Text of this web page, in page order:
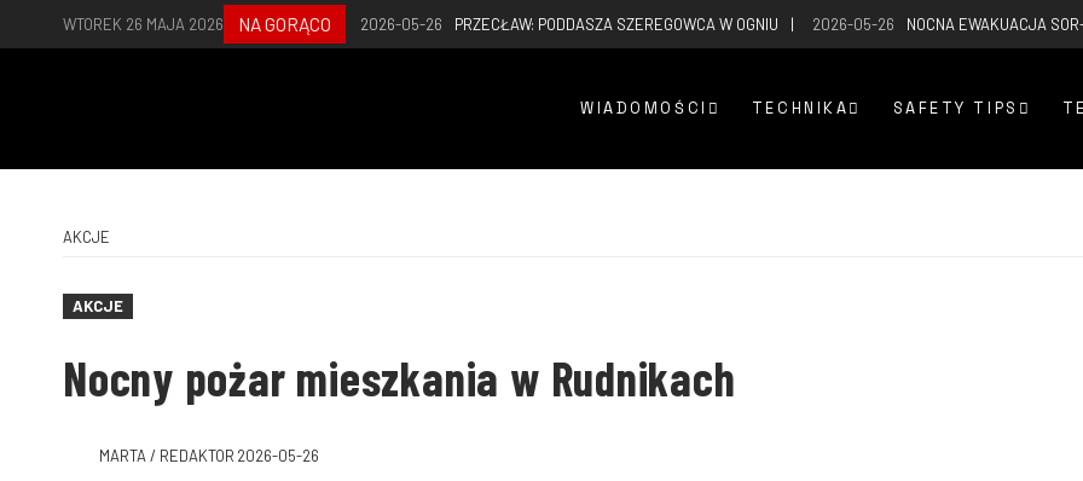
WTOREK 26 MAJA 2026 NA GORĄCO 2026-05-26 PRZECŁAW: PODDASZA SZEREGOWCA W OGNIU 2026-05-26 NOCNA EWAKUACJA
WIADOMOŚCI TECHNIKA SAFETY TIPS
AKCJE
AKCJE
Nocny pożar mieszkania w Rudnikach
MARTA / REDAKTOR 2026-05-26